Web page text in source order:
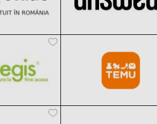
Ofertele! Clic și Vezi Ofertele!
Ofertele! Clic și Vezi Ofertele!